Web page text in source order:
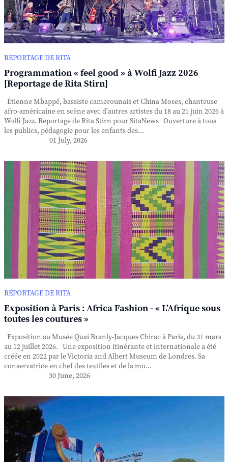
REPORTAGE DE RITA
Programmation « feel good » à Wolfi Jazz 2026
[Reportage de Rita Stirn]
Étienne Mbappé, bassiste camerounais et China Moses, chanteuse
afro-américaine en scène avec d'autres artistes du 18 au 21 juin 2026 à
Wolfi Jazz. Reportage de Rita Stirn pour SitaNews Ouverture à tous
les publics, pédagogie pour les enfants des...
01 July, 2026
REPORTAGE DE RITA
Exposition à Paris : Africa Fashion - « L’Afrique sous
toutes les coutures »
Exposition au Musée Quai Branly-Jacques Chirac à Paris, du 31 mars
au 12 juillet 2026. Une exposition itinérante et internationale a été
créée en 2022 par le Victoria and Albert Museum de Londres. Sa
conservatrice en chef des textiles et de la mo...
30 June, 2026